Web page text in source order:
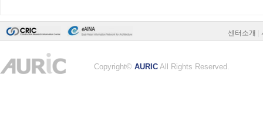
센터소개
Copyright© AURIC All Rights Reserved.